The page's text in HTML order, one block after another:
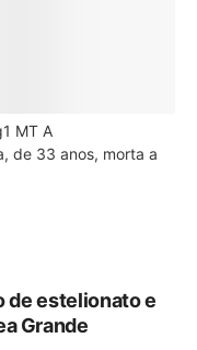
MT A
de 33 anos, morta a
de estelionato e
Grande